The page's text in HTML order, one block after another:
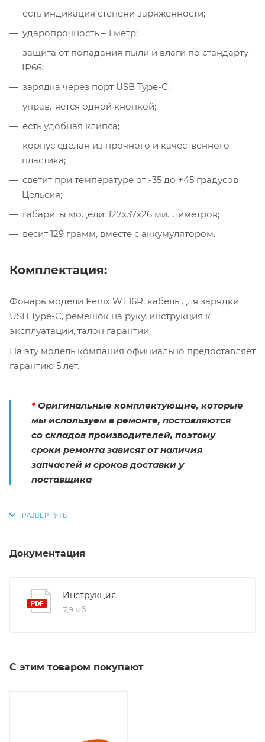
есть индикация степени заряженности;
ударопрочность – 1 метр;
защита от попадания пыли и влаги по стандарту
IP66;
зарядка через порт USB Type-C;
управляется одной кнопкой;
есть удобная клипса;
корпус сделан из прочного и качественного
пластика;
светит при температуре от -35 до +45 градусов
Цельсия;
габариты модели: 127x37x26 миллиметров;
весит 129 грамм, вместе с аккумулятором.
Комплектация:
Фонарь модели Fenix WT16R, кабель для зарядки
USB Type-C, ремешок на руку, инструкция к
эксплуатации, талон гарантии.
На эту модель компания официально предоставляет
гарантию 5 лет.
* Оригинальные комплектующие, которые
мы используем в ремонте, поставляются
со складов производителей, поэтому
сроки ремонта зависят от наличия
запчастей и сроков доставки у
поставщика
Документация
Инструкция
7,9 мб
С этим товаром покупают